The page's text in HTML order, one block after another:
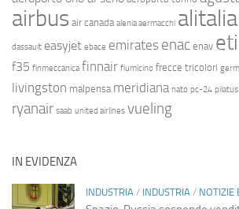
airbus air canada alenia aermacchi alitalia
dassault easyjet ebace emirates enac enav
f35 finmeccanica finnair fiumicino frecce tricolori
livingston malpensa meridiana nato pc-24 pilatus
ryanair saab united airlines vueling
IN EVIDENZA
INDUSTRIA / INDUSTRIA / NOTIZIE